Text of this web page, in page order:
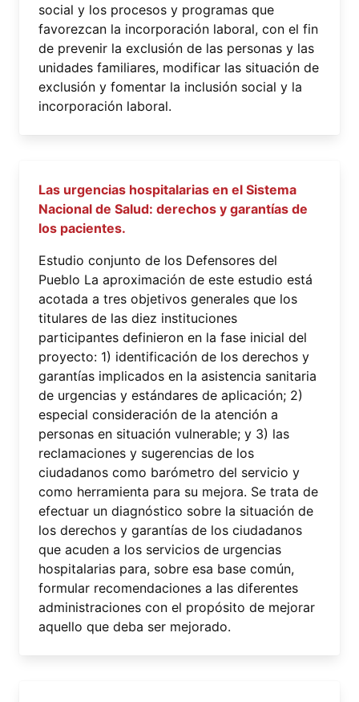
social y los procesos y programas que
favorezcan la incorporación laboral, con el fin
de prevenir la exclusión de las personas y las
unidades familiares, modificar las situación de
exclusión y fomentar la inclusión social y la
incorporación laboral.
Las urgencias hospitalarias en el Sistema
Nacional de Salud: derechos y garantías de
los pacientes.
Estudio conjunto de los Defensores del
Pueblo La aproximación de este estudio está
acotada a tres objetivos generales que los
titulares de las diez instituciones
participantes definieron en la fase inicial del
proyecto: 1) identificación de los derechos y
garantías implicados en la asistencia sanitaria
de urgencias y estándares de aplicación; 2)
especial consideración de la atención a
personas en situación vulnerable; y 3) las
reclamaciones y sugerencias de los
ciudadanos como barómetro del servicio y
como herramienta para su mejora. Se trata de
efectuar un diagnóstico sobre la situación de
los derechos y garantías de los ciudadanos
que acuden a los servicios de urgencias
hospitalarias para, sobre esa base común,
formular recomendaciones a las diferentes
administraciones con el propósito de mejorar
aquello que deba ser mejorado.